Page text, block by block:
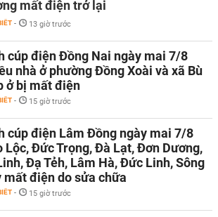
mất điện trở lại
- 13 giờ trước
cúp điện Đồng Nai ngày mai 7/8
nhà ở phường Đồng Xoài và xã Bù
ở bị mất điện
- 15 giờ trước
cúp điện Lâm Đồng ngày mai 7/8
Lộc, Đức Trọng, Đà Lạt, Đơn Dương,
Đạ Tẻh, Lâm Hà, Đức Linh, Sông
mất điện do sửa chữa
- 15 giờ trước